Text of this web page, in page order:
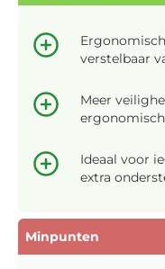
verstelbaar
Meer
Ideaal voor
extra
Minpunten